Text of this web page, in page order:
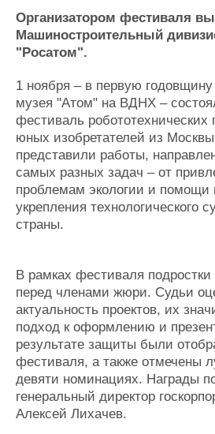
Компании
Репутация
Крюинг
Журнал
Реклама
Изделия
Услуги
Конференции
Выставки и семинары
Личности
Словарь
Организатором фестиваля
Машиностроительный
"Росатом".
1 ноября – в первую
музея "Атом" на ВДНХ –
фестиваль робототехнических
юных изобретателей из
представили работы,
самых разных задач – от
проблемам экологии и
укрепления технологического
страны.
В рамках фестиваля
перед членами жюри. Судьи
актуальность проектов, их
подход к оформлению и
результате защиты были
фестиваля, а также отмечены
девяти номинациях. Награды
генеральный директор
Алексей Лихачев.